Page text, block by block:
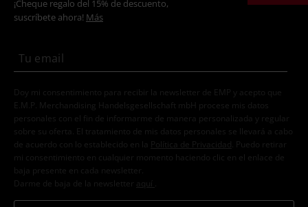
¡Cheque regalo del 15% de descuento,
suscríbete ahora! Más
Doy mi consentimiento para recibir la newsletter de EMP y acepto que
E.M.P. Merchandising Handelsgesellschaft mbH procese mis datos
personales con el fin de informarme de manera personalizada y regular
sobre su oferta. El tratamiento de mis datos personales se llevará a cabo
de acuerdo con lo establecido en la
Política de Privacidad . Puedo retirar
mi consentimiento en cualquier momento haciendo clic en el enlace de
baja presente en cada newsletter.
Darme de baja de la newsletter
aquí